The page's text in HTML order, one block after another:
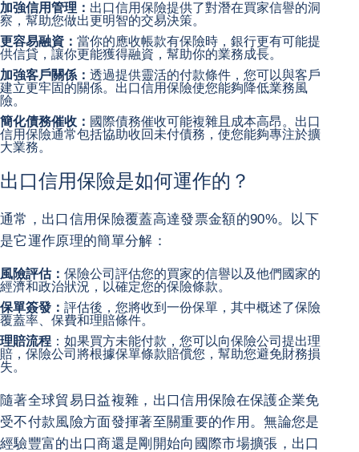
加強信用管理： 出口信用保險提供了對潛在買家信譽的洞
察，幫助您做出更明智的交易決策。
更容易融資： 當你的應收帳款有保險時，銀行更有可能提
供信貸，讓你更能獲得融資，幫助你的業務成長。
加強客戶關係： 透過提供靈活的付款條件，您可以與客戶
建立更牢固的關係。出口信用保險使您能夠降低業務風
險。
簡化債務催收： 國際債務催收可能複雜且成本高昂。出口
信用保險通常包括協助收回未付債務，使您能夠專注於擴
大業務。
出口信用保險是如何運作的？
通常，出口信用保險覆蓋高達發票金額的90%。以下
是它運作原理的簡單分解：
風險評估： 保險公司評估您的買家的信譽以及他們國家的
經濟和政治狀況，以確定您的保險條款。
保單簽發： 評估後，您將收到一份保單，其中概述了保險
覆蓋率、保費和理賠條件。
理賠流程 ：如果買方未能付款，您可以向保險公司提出理
賠，保險公司將根據保單條款賠償您，幫助您避免財務損
失。
隨著全球貿易日益複雜，出口信用保險在保護企業免
受不付款風險方面發揮著至關重要的作用。無論您是
經驗豐富的出口商還是剛開始向國際市場擴張，出口